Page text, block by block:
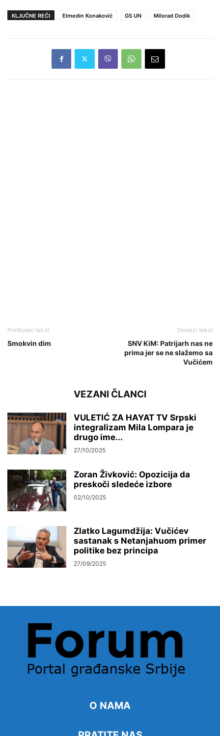
KLJUČNE REČI Elmedin Konaković GS UN Milorad Dodik
Prethodni tekst
Smokvin dim
Sledeći tekst
SNV KiM: Patrijarh nas ne
prima jer se ne slažemo sa
Vučićem
VEZANI ČLANCI
VULETIĆ ZA HAYAT TV Srpski
integralizam Mila Lompara je
drugo ime...
27/10/2025
Zoran Živković: Opozicija da
preskoči sledeće izbore
02/10/2025
Zlatko Lagumdžija: Vučićev
sastanak s Netanjahuom primer
politike bez principa
27/09/2025
O NAMA